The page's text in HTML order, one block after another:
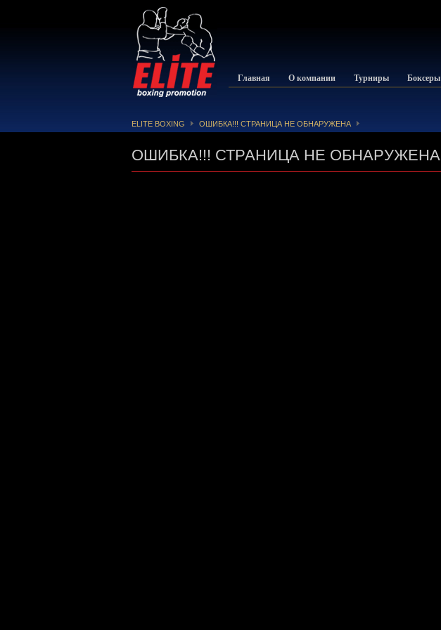
Главная О компании Турниры Боксеры
ELITE BOXING ОШИБКА!!! СТРАНИЦА НЕ ОБНАРУЖЕНА
ОШИБКА!!! СТРАНИЦА НЕ ОБНАРУЖЕНА